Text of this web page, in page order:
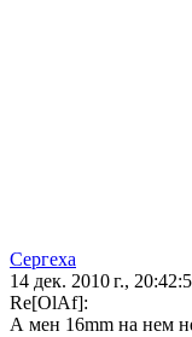
Сергеха
14 дек. 2010 г.,
Re[OlAf]:
А мен 16mm на нем